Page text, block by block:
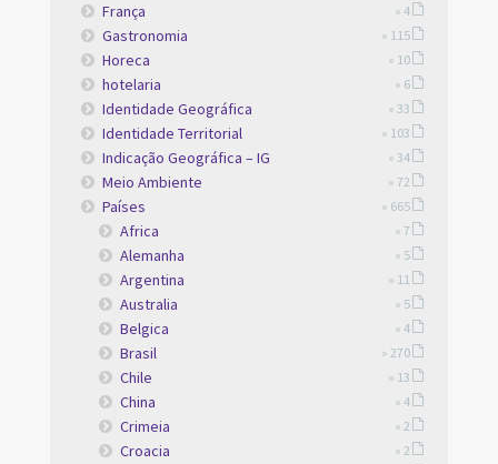
França » 4
Gastronomia » 115
Horeca » 10
hotelaria » 6
Identidade Geográfica » 33
Identidade Territorial » 103
Indicação Geográfica – IG » 34
Meio Ambiente » 72
Países » 665
Africa » 7
Alemanha » 5
Argentina » 11
Australia » 5
Belgica » 4
Brasil » 270
Chile » 13
China » 4
Crimeia » 2
Croacia » 2